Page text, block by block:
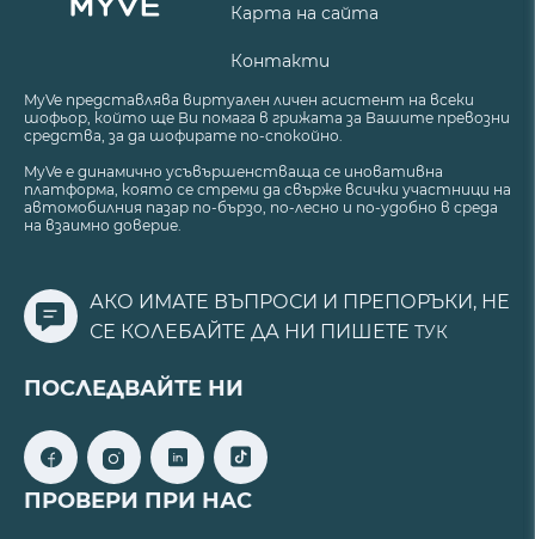
Карта на сайта
Контакти
MyVe представлява виртуален личен асистент на всеки
шофьор, който ще Ви помага в грижата за Вашите превозни
средства, за да шофирате по-спокойно.
MyVe е динамично усъвършенстваща се иновативна
платформа, която се стреми да свърже всички участници на
автомобилния пазар по-бързо, по-лесно и по-удобно в среда
на взаимно доверие.
АКО ИМАТЕ ВЪПРОСИ И ПРЕПОРЪКИ, НЕ
СЕ КОЛЕБАЙТЕ ДА НИ ПИШЕТЕ ТУК
ПОСЛЕДВАЙТЕ НИ
ПРОВЕРИ ПРИ НАС